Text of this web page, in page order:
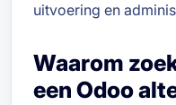
uitvoering en
Waarom
een Odoo